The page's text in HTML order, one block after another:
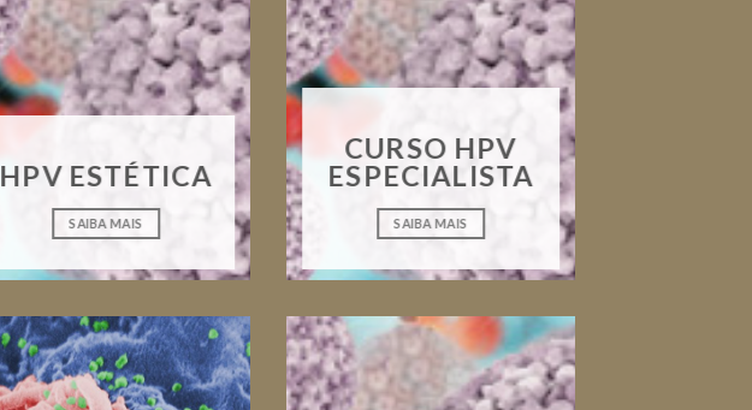
HPV ESTÉTICA
SAIBA MAIS
CURSO HPV
ESPECIALISTA
SAIBA MAIS